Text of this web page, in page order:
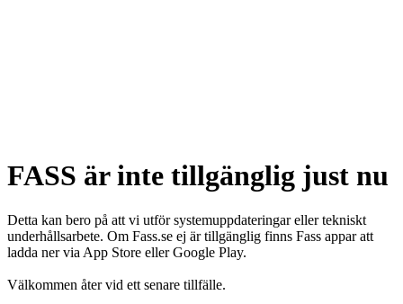
FASS är inte tillgänglig just nu
Detta kan bero på att vi utför systemuppdateringar eller tekniskt
underhållsarbete. Om Fass.se ej är tillgänglig finns Fass appar att
ladda ner via App Store eller Google Play.
Välkommen åter vid ett senare tillfälle.